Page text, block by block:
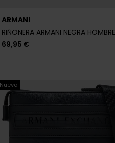
ARMANI
RIÑONERA ARMANI NEGRA HOMBRE
69,95 €
Nuevo